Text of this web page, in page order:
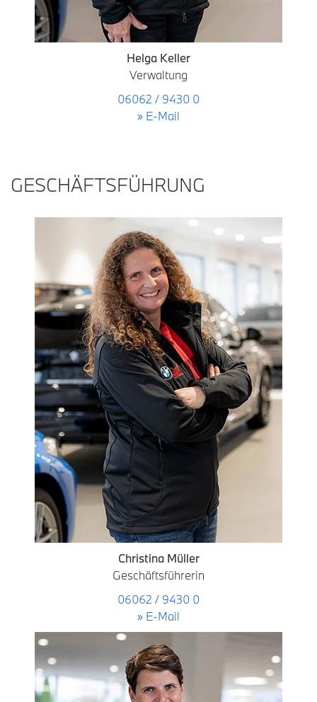
Helga Keller
Verwaltung
06062 / 9430 0
» E-Mail
GESCHÄFTSFÜHRUNG
Christina Müller
Geschäftsführerin
06062 / 9430 0
» E-Mail